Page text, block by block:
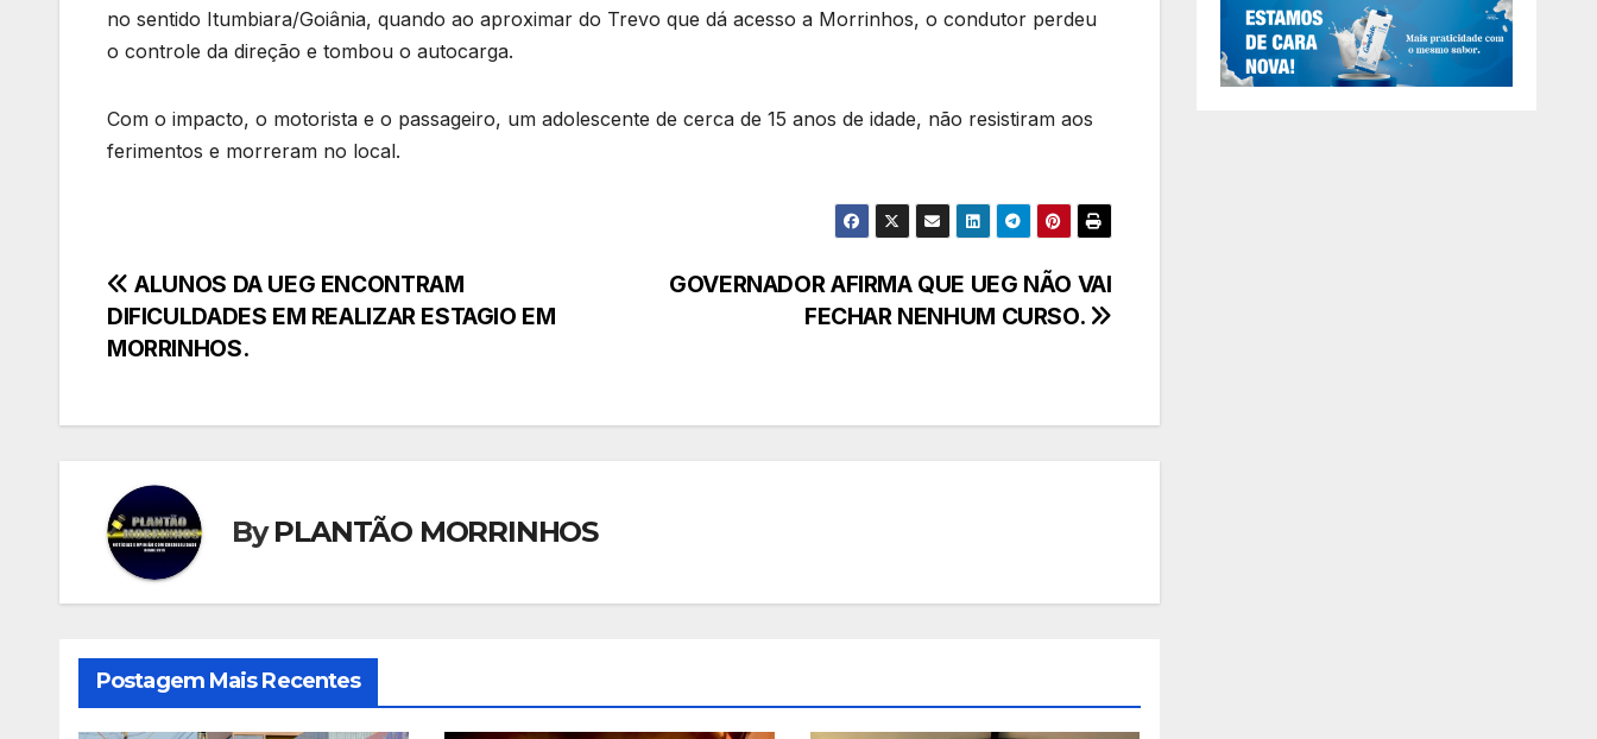
no sentido Itumbiara/Goiânia, quando ao aproximar do Trevo que dá acesso a Morrinhos, o condutor perdeu
o controle da direção e tombou o autocarga.
Com o impacto, o motorista e o passageiro, um adolescente de cerca de 15 anos de idade, não resistiram aos
ferimentos e morreram no local.
Navegação
de
GOVERNADOR AFIRMA QUE UEG NÃO VAI
FECHAR NENHUM CURSO.
ALUNOS DA UEG ENCONTRAM
DIFICULDADES EM REALIZAR ESTAGIO EM
MORRINHOS.
ByPLANTÃO MORRINHOS
Postagem Mais Recentes